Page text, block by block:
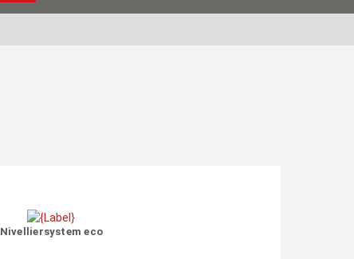
Nivelliersystem eco